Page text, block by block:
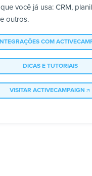
você já usa: CRM,
outros.
INTEGRAÇÕES COM
DICAS E TUTORIAIS
VISITAR ACTIVECAMPAIGN